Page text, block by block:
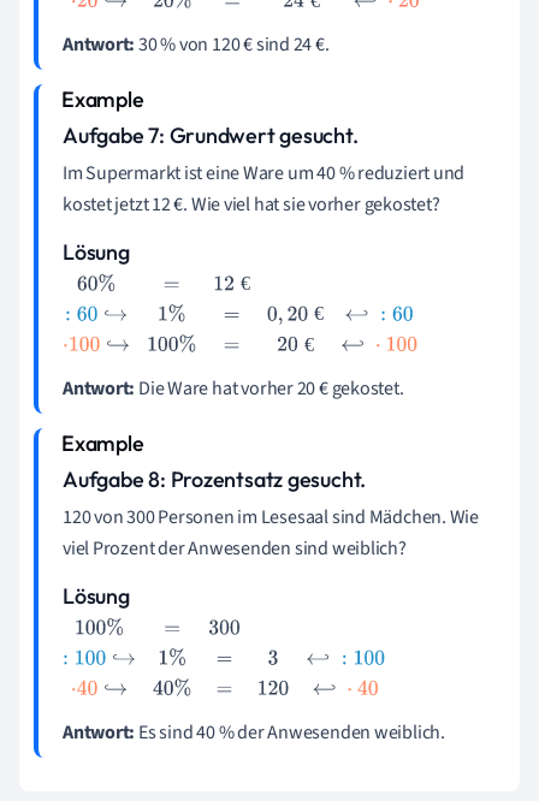
Antwort:30 % von 120 € sind 24 €.
Aufgabe 7: Grundwert gesucht.
Im Supermarkt ist eine Ware um 40 % reduziert und
kostet jetzt 12 €. Wie viel hat sie vorher gekostet?
Lösung
€
€
€
60%=12€ ↪1% 20 :60·100↪ 100% = 20€
↩·100
Antwort: Die Ware hat vorher 20 € gekostet.
Aufgabe 8: Prozentsatz gesucht.
120 von 300 Personen im Lesesaal sind Mädchen. Wie
viel Prozent der Anwesenden sind weiblich?
Lösung
100% =300 100↪ =3 100 ↪40 %=12
↩·40
Antwort: Es sind 40 % der Anwesenden weiblich.